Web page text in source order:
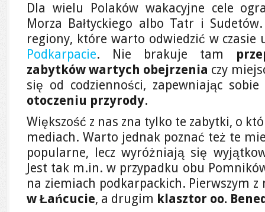
Dla wielu Polaków wakacyjne cele
Morza Bałtyckiego albo Tatr i
regiony, które warto odwiedzić w czasie
Podkarpacie. Nie brakuje tam
zabytków wartych obejrzenia czy
się od codzienności, zapewniając
otoczeniu przyrody.
Większość z nas zna tylko te zabytki, o
mediach. Warto jednak poznać też te
popularne, lecz wyróżniają się
Jest tak m.in. w przypadku obu
na ziemiach podkarpackich. Pierwszym
w Łańcucie, a drugim klasztor oo.